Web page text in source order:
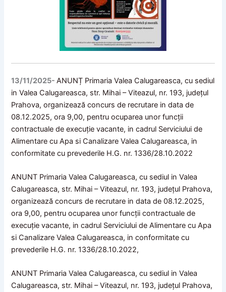
13/11/2025- ANUNȚ Primaria Valea Calugareasca, cu sediul
in Valea Calugareasca, str. Mihai – Viteazul, nr. 193, județul
Prahova, organizează concurs de recrutare in data de
08.12.2025, ora 9,00, pentru ocuparea unor funcții
contractuale de execuție vacante, in cadrul Serviciului de
Alimentare cu Apa si Canalizare Valea Calugareasca, in
conformitate cu prevederile H.G. nr. 1336/28.10.2022
ANUNT Primaria Valea Calugareasca, cu sediul in Valea
Calugareasca, str. Mihai – Viteazul, nr. 193, județul Prahova,
organizează concurs de recrutare in data de 08.12.2025,
ora 9,00, pentru ocuparea unor funcții contractuale de
execuție vacante, in cadrul Serviciului de Alimentare cu Apa
si Canalizare Valea Calugareasca, in conformitate cu
prevederile H.G. nr. 1336/28.10.2022,
ANUNT Primaria Valea Calugareasca, cu sediul in Valea
Calugareasca, str. Mihai – Viteazul, nr. 193, județul Prahova,